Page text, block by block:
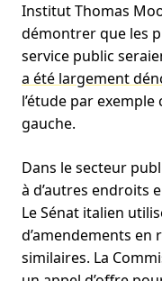
Institut Thomas
démontrer que les
service public
a été largement
l’étude par
gauche.
Dans le secteur
à d’autres endroits
Le Sénat italien
d’amendements
similaires. La